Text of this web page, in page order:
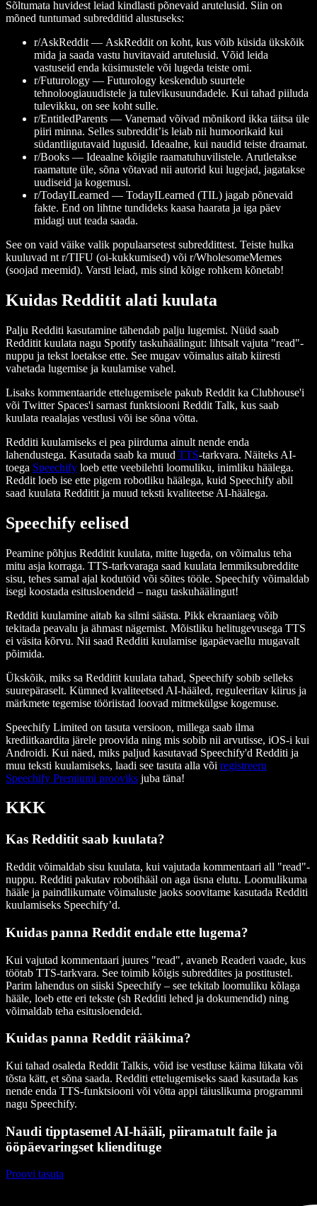
Sõltumata huvidest leiad kindlasti põnevaid arutelusid. Siin on
mõned tuntumad subredditid alustuseks:
r/AskReddit — AskReddit on koht, kus võib küsida ükskõik
mida ja saada vastu huvitavaid arutelusid. Võid leida
vastuseid enda küsimustele või lugeda teiste omi.
r/Futurology — Futurology keskendub suurtele
tehnoloogiauudistele ja tulevikusuundadele. Kui tahad piiluda
tulevikku, on see koht sulle.
r/EntitledParents — Vanemad võivad mõnikord ikka täitsa üle
piiri minna. Selles subreddit’is leiab nii humoorikaid kui
südantliigutavaid lugusid. Ideaalne, kui naudid teiste draamat.
r/Books — Ideaalne kõigile raamatuhuvilistele. Arutletakse
raamatute üle, sõna võtavad nii autorid kui lugejad, jagatakse
uudiseid ja kogemusi.
r/TodayILearned — TodayILearned (TIL) jagab põnevaid
fakte. End on lihtne tundideks kaasa haarata ja iga päev
midagi uut teada saada.
See on vaid väike valik populaarsetest subreddittest. Teiste hulka
kuuluvad nt r/TIFU (oi-kukkumised) või r/WholesomeMemes
(soojad meemid). Varsti leiad, mis sind kõige rohkem kõnetab!
Kuidas Redditit alati kuulata
Palju Redditi kasutamine tähendab palju lugemist. Nüüd saab
Redditit kuulata nagu Spotify taskuhäälingut: lihtsalt vajuta "read"-
nuppu ja tekst loetakse ette. See mugav võimalus aitab kiiresti
vahetada lugemise ja kuulamise vahel.
Lisaks kommentaaride ettelugemisele pakub Reddit ka Clubhouse'i
või Twitter Spaces'i sarnast funktsiooni Reddit Talk, kus saab
kuulata reaalajas vestlusi või ise sõna võtta.
Redditi kuulamiseks ei pea piirduma ainult nende enda
lahendustega. Kasutada saab ka muud TTS-tarkvara. Näiteks AI-
toega Speechify loeb ette veebilehti loomuliku, inimliku häälega.
Reddit loeb ise ette pigem robotliku häälega, kuid Speechify abil
saad kuulata Redditit ja muud teksti kvaliteetse AI-häälega.
Speechify eelised
Peamine põhjus Redditit kuulata, mitte lugeda, on võimalus teha
mitu asja korraga. TTS-tarkvaraga saad kuulata lemmiksubreddite
sisu, tehes samal ajal kodutöid või sõites tööle. Speechify võimaldab
isegi koostada esitusloendeid – nagu taskuhäälingut!
Redditi kuulamine aitab ka silmi säästa. Pikk ekraaniaeg võib
tekitada peavalu ja ähmast nägemist. Mõistliku helitugevusega TTS
ei väsita kõrvu. Nii saad Redditi kuulamise igapäevaellu mugavalt
põimida.
Ükskõik, miks sa Redditit kuulata tahad, Speechify sobib selleks
suurepäraselt. Kümned kvaliteetsed AI-hääled, reguleeritav kiirus ja
märkmete tegemise tööriistad loovad mitmekülgse kogemuse.
Speechify Limited on tasuta versioon, millega saab ilma
krediitkaardita järele proovida ning mis sobib nii arvutisse, iOS-i kui
Androidi. Kui näed, miks paljud kasutavad Speechify'd Redditi ja
muu teksti kuulamiseks, laadi see tasuta alla või registreeru
Speechify Premiumi prooviks juba täna!
KKK
Kas Redditit saab kuulata?
Reddit võimaldab sisu kuulata, kui vajutada kommentaari all "read"-
nuppu. Redditi pakutav robotihääl on aga üsna elutu. Loomulikuma
hääle ja paindlikumate võimaluste jaoks soovitame kasutada Redditi
kuulamiseks Speechify’d.
Kuidas panna Reddit endale ette lugema?
Kui vajutad kommentaari juures "read", avaneb Readeri vaade, kus
töötab TTS-tarkvara. See toimib kõigis subreddites ja postitustel.
Parim lahendus on siiski Speechify – see tekitab loomuliku kõlaga
hääle, loeb ette eri tekste (sh Redditi lehed ja dokumendid) ning
võimaldab teha esitusloendeid.
Kuidas panna Reddit rääkima?
Kui tahad osaleda Reddit Talkis, võid ise vestluse käima lükata või
tõsta kätt, et sõna saada. Redditi ettelugemiseks saad kasutada kas
nende enda TTS-funktsiooni või võtta appi täiuslikuma programmi
nagu Speechify.
Naudi tipptasemel AI-hääli, piiramatult faile ja
ööpäevaringset kliendituge
Proovi tasuta